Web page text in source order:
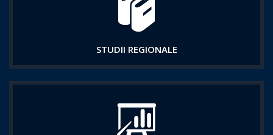
STUDII REGIONALE